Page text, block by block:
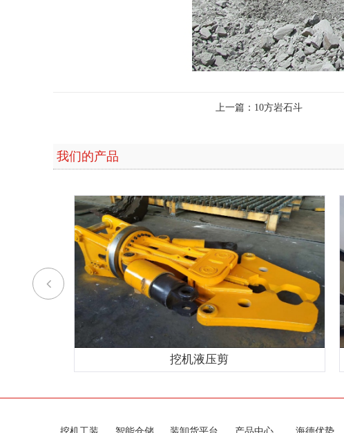
上一篇： 10方岩石斗
我们的产品
挖机液压剪
挖机工装 智能仓储 装卸货平台 产品中心 海德优势